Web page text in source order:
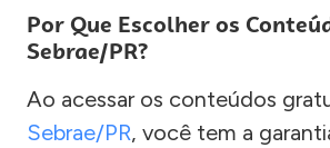
Por Que Escolher os
Sebrae/PR?
Ao acessar os conteúdos
Sebrae/PR, você tem a